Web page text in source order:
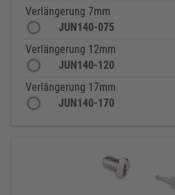
Verlängerung 7mm
JUN140-075
Verlängerung 12mm
JUN140-120
Verlängerung 17mm
JUN140-170